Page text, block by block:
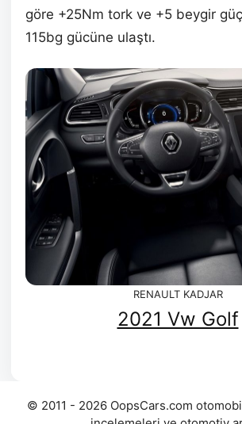
göre +25Nm tork ve +5 beygir güç
115bg gücüne ulaştı.
RENAULT KADJAR
2021 Vw Golf
© 2011 - 2026 OopsCars.com